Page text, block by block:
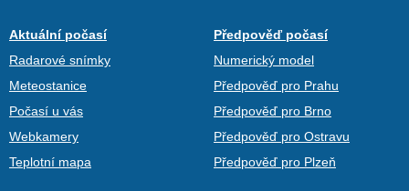
Aktuální počasí
Radarové snímky
Meteostanice
Počasí u vás
Webkamery
Teplotní mapa
Předpověď počasí
Numerický model
Předpověď pro Prahu
Předpověď pro Brno
Předpověď pro Ostravu
Předpověď pro Plzeň